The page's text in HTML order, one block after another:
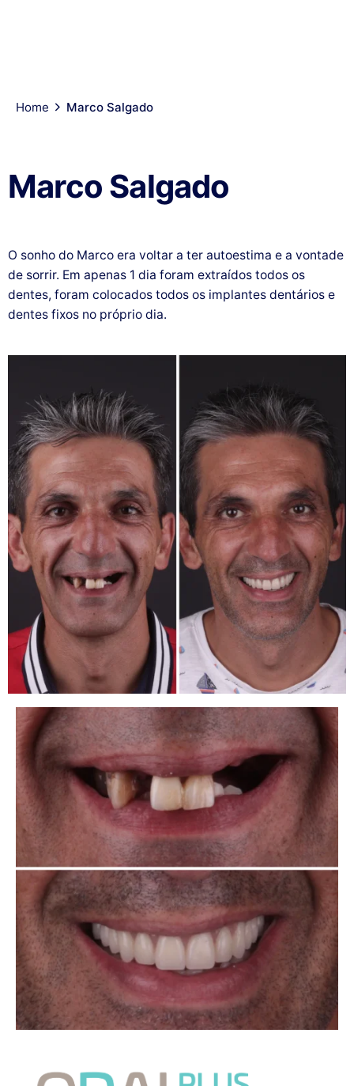
Home Marco Salgado
Marco Salgado
O sonho do Marco era voltar a ter autoestima e a vontade
de sorrir. Em apenas 1 dia foram extraídos todos os
dentes, foram colocados todos os implantes dentários e
dentes fixos no próprio dia.